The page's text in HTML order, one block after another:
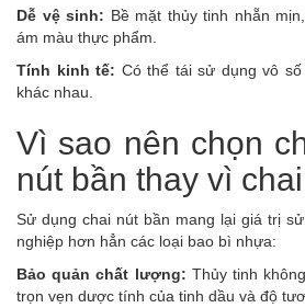
Dễ vệ sinh: Bề mặt thủy tinh nhẵn
ám màu thực phẩm.
Tính kinh tế: Có thể tái sử dụng vô
khác nhau.
Vì sao nên chọn
nút bần thay vì
Sử dụng chai nút bần mang lại giá trị
nghiệp hơn hẳn các loại bao bì nhựa:
Bảo quản chất lượng: Thủy tinh
trọn vẹn dược tính của tinh dầu và độ